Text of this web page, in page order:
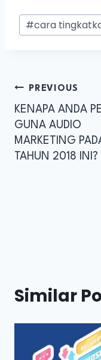
#cara
PREVIOUS
KENAPA ANDA
GUNA AUDIO
MARKETING
TAHUN 2018 INI?
Similar